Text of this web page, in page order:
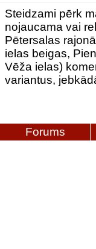
Steidzami pērk
nojaucama vai
Pētersalas
ielas beigas,
Vēža ielas)
variantus,
Forums